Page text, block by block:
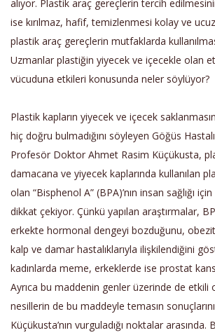
alıyor. Plastik araç gereçlerin tercih
ise kırılmaz, hafif, temizlenmesi kolay ve
plastik araç gereçlerin mutfaklarda
Uzmanlar plastiğin yiyecek ve içecekle olan
vücuduna etkileri konusunda neler söylüyor?
Plastik kapların yiyecek ve içecek
hiç doğru bulmadığını söyleyen Göğüs
Profesör Doktor Ahmet Rasim Küçükusta,
damacana ve yiyecek kaplarında kullanılan
olan “Bisphenol A” (BPA)’nın insan sağlığı
dikkat çekiyor. Çünkü yapılan araştırmalar,
erkekte hormonal dengeyi bozduğunu,
kalp ve damar hastalıklarıyla ilişkilendiğini
kadınlarda meme, erkeklerde ise prostat
Ayrıca bu maddenin genler üzerinde de etkili
nesillerin de bu maddeyle temasın
Küçükusta’nın vurguladığı noktalar arasında.